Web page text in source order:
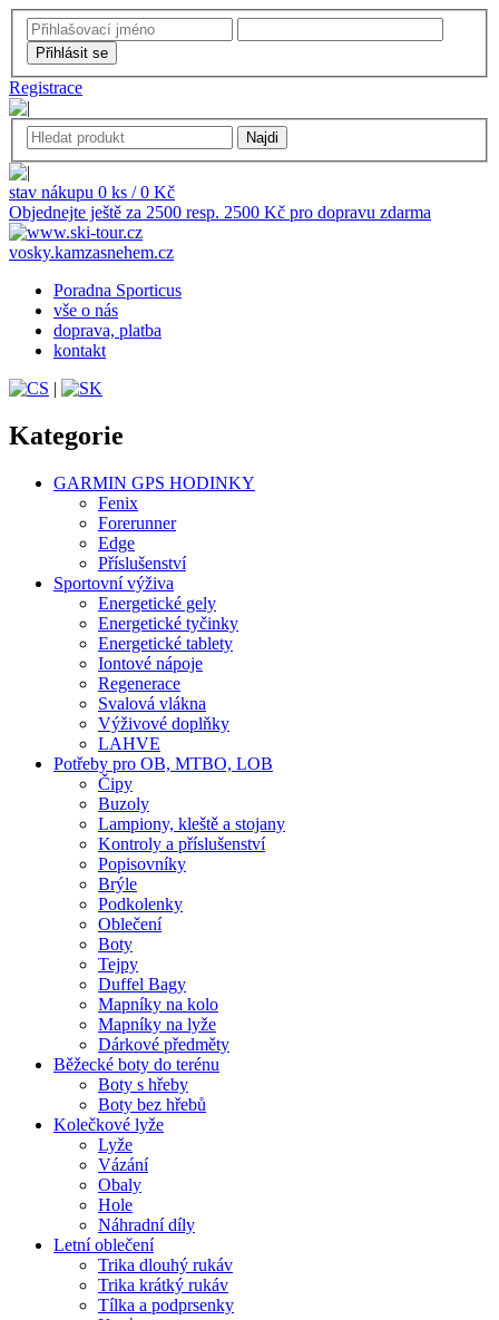
Registrace
stav nákupu 0 ks / 0 Kč
Objednejte ještě za 2500 resp. 2500 Kč pro dopravu zdarma
vosky.kamzasnehem.cz
Poradna Sporticus
vše o nás
doprava, platba
kontakt
|
Kategorie
GARMIN GPS HODINKY
Fenix
Forerunner
Edge
Příslušenství
Sportovní výživa
Energetické gely
Energetické tyčinky
Energetické tablety
Iontové nápoje
Regenerace
Svalová vlákna
Výživové doplňky
LAHVE
Potřeby pro OB, MTBO, LOB
Čipy
Buzoly
Lampiony, kleště a stojany
Kontroly a příslušenství
Popisovníky
Brýle
Podkolenky
Oblečení
Boty
Tejpy
Duffel Bagy
Mapníky na kolo
Mapníky na lyže
Dárkové předměty
Běžecké boty do terénu
Boty s hřeby
Boty bez hřebů
Kolečkové lyže
Lyže
Vázání
Obaly
Hole
Náhradní díly
Letní oblečení
Trika dlouhý rukáv
Trika krátký rukáv
Tílka a podprsenky